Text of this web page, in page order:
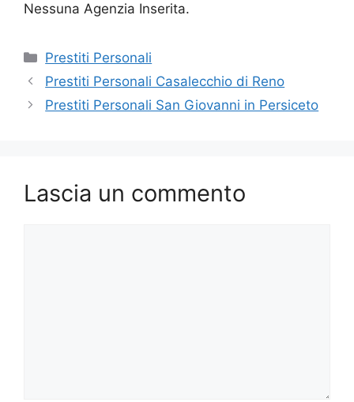
Nessuna Agenzia Inserita.
Categorie
Prestiti Personali
Prestiti Personali Casalecchio di Reno
Prestiti Personali San Giovanni in Persiceto
Lascia un commento